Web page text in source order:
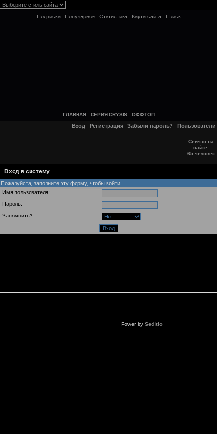
Подписка Популярное Статистика Карта сайта Поиск
ГЛАВНАЯ СЕРИЯ CRYSIS ОФФТОП
Вход Регистрация Забыли пароль? Пользователи
Сейчас на
сайте:
65 человек
Вход в систему
Пожалуйста, заполните эту форму, чтобы войти
Имя пользователя:
Пароль:
Запомнить?
Power by Seditio